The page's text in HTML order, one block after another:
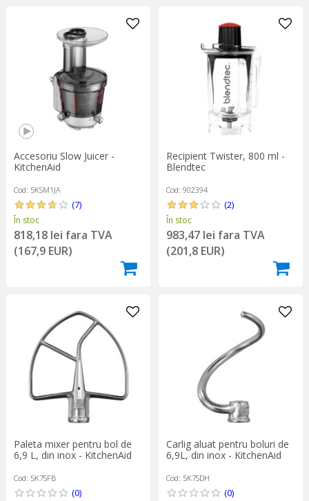
Accesoriu Slow Juicer -
KitchenAid
Cod: 5KSM1JA
(7)
În stoc
818,18 lei fara TVA
(167,9 EUR)
Recipient Twister, 800 ml -
Blendtec
Cod: 902394
(2)
În stoc
983,47 lei fara TVA
(201,8 EUR)
Paleta mixer pentru bol de
6,9 L, din inox - KitchenAid
Cod: 5K7SFB
(0)
Carlig aluat pentru boluri de
6,9L, din inox - KitchenAid
Cod: 5K7SDH
(0)